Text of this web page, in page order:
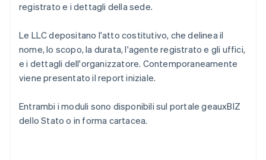
registrato e i dettagli della sede.
Le LLC depositano l'atto costitutivo, che delinea il
nome, lo scopo, la durata, l'agente registrato e gli uffici,
e i dettagli dell'organizzatore. Contemporaneamente
viene presentato il report iniziale.
Entrambi i moduli sono disponibili sul portale geauxBIZ
dello Stato o in forma cartacea.